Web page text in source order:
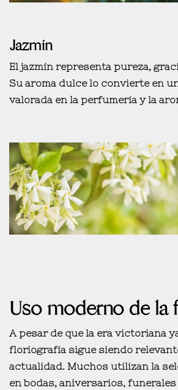
Jazmín
El jazmín representa pureza,
Su aroma dulce lo convierte en
valorada en la perfumería y la
Uso moderno de la
A pesar de que la era victoriana
floriografía sigue siendo
actualidad. Muchos utilizan la
en bodas, aniversarios,